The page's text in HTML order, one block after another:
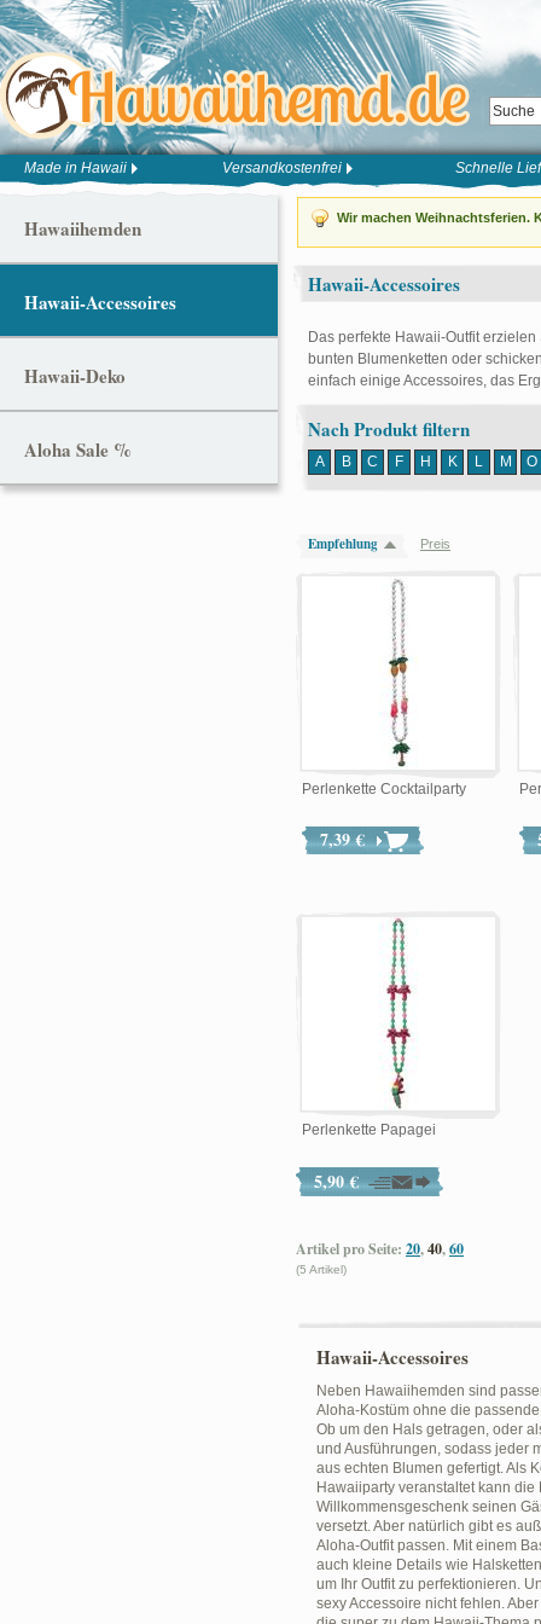
Made in Hawaii Versandkostenfrei Schnelle
Wir machen Weihnachtsferien.
Hawaii-Accessoires
Das perfekte Hawaii-Outfit
bunten Blumenketten oder
einfach einige Accessoires, das
Nach Produkt filtern
A B C F H K L M O
Empfehlung Preis
Perlenkette Cocktailparty
7,39 €
Perlenkette Papagei
5,90 €
Artikel pro Seite: 20,40,60
(5 Artikel)
Hawaii-Accessoires
Neben Hawaiihemden sind
Aloha-Kostüm ohne die
Ob um den Hals getragen, oder
und Ausführungen, sodass jeder
aus echten Blumen gefertigt. Als
Hawaiiparty veranstaltet kann
Willkommensgeschenk seinen
versetzt. Aber natürlich gibt es
Aloha-Outfit passen. Mit einem
auch kleine Details wie
um Ihr Outfit zu perfektionieren.
sexy Accessoire nicht fehlen.
Hawaiihemden
Hawaii-Accessoires
Hawaii-Deko
Aloha Sale %